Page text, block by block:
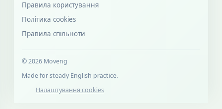
Правила користування
Політика cookies
Правила спільноти
© 2026 Moveng
Made for steady English practice.
Налаштування cookies